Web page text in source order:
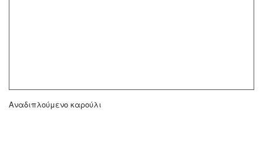
Αναδιπλούμενο καρούλι